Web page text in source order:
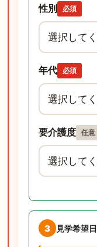
性別 必須
年代 必須
要介護度 任意
3 見学希望日